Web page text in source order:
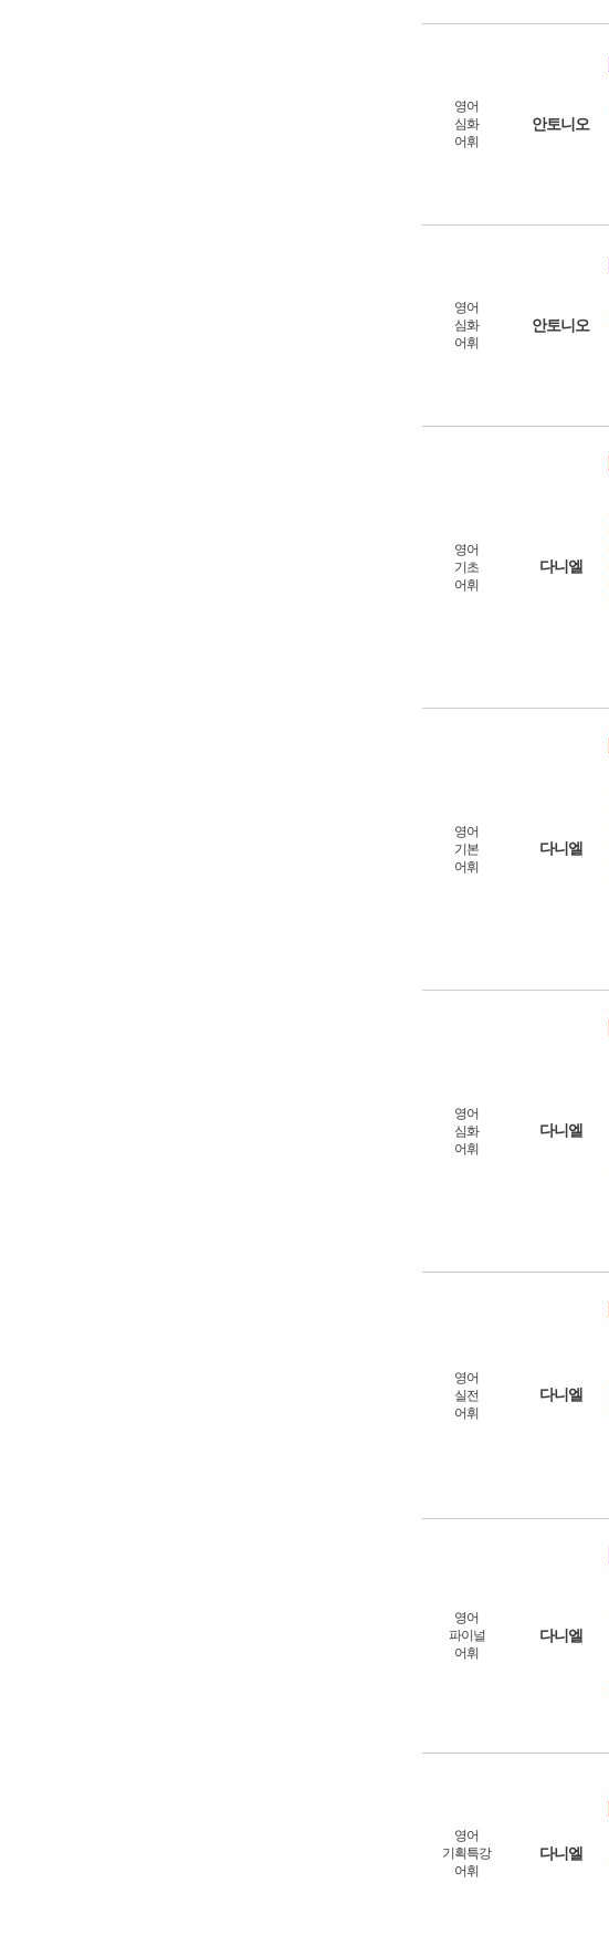
영어
심화
어휘
안토니오
영어
심화
어휘
안토니오
영어
기초
어휘
다니엘
영어
기본
어휘
다니엘
영어
심화
어휘
다니엘
영어
실전
어휘
다니엘
영어
파이널
어휘
다니엘
영어
기획특강
어휘
다니엘